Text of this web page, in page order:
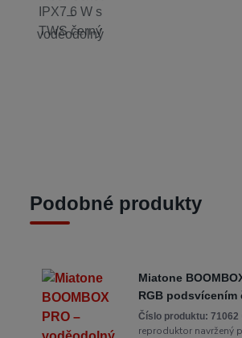
Podobné produkty
Miatone
RGB podsvícením
Číslo produktu: 71062
reproduktor navržený